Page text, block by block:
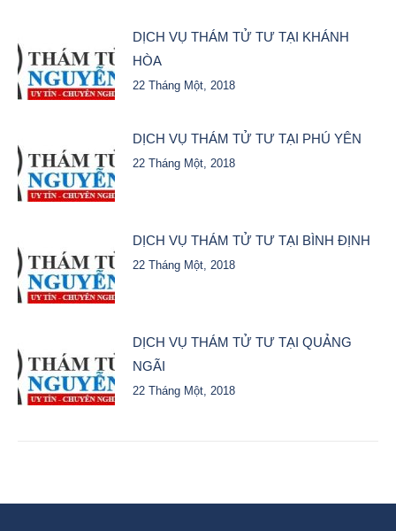
DỊCH VỤ THÁM TỬ TƯ TẠI KHÁNH
HÒA
22 Tháng Một, 2018
DỊCH VỤ THÁM TỬ TƯ TẠI PHÚ YÊN
22 Tháng Một, 2018
DỊCH VỤ THÁM TỬ TƯ TẠI BÌNH ĐỊNH
22 Tháng Một, 2018
DỊCH VỤ THÁM TỬ TƯ TẠI QUẢNG
NGÃI
22 Tháng Một, 2018